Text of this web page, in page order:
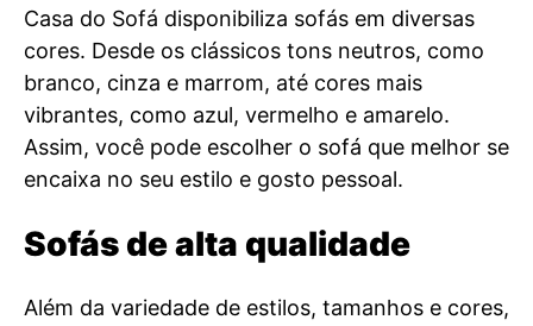
Casa do Sofá disponibiliza sofás em diversas
cores. Desde os clássicos tons neutros, como
branco, cinza e marrom, até cores mais
vibrantes, como azul, vermelho e amarelo.
Assim, você pode escolher o sofá que melhor se
encaixa no seu estilo e gosto pessoal.
Sofás de alta qualidade
Além da variedade de estilos, tamanhos e cores,